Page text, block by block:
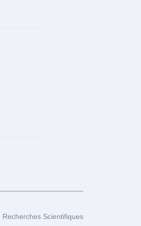
Scientifiques